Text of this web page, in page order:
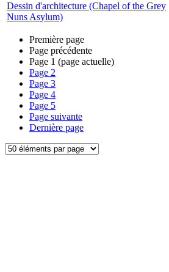
Dessin d'architecture (Chapel of the Grey
Nuns Asylum)
Première page
Page précédente
Page 1 (page actuelle)
Page 2
Page 3
Page 4
Page 5
Page suivante
Dernière page